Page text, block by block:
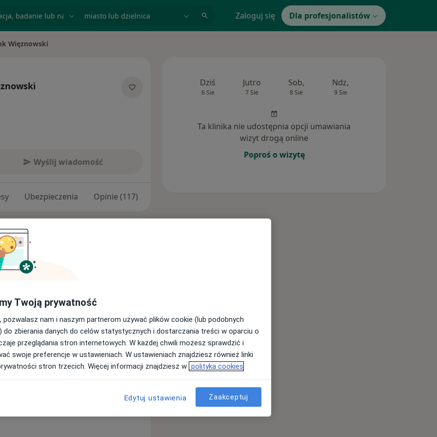
Zaloguj się Dla profesjonalistów
Więznowski
Wyślij wiadomość
Ubezpieczenia Opinie (117)
podejściem do każdego
piękny uśmiech i pełen komfort na
przekonaj się, że wizyta u dentysty
grupę wykwalifikowanych
stomatologia ogólna i protetyka,
leczenie kanałowe pod
ogólna, estetyczna,
Niewiadomska-stomatologia
- stomatologia ogólna, estetyczna,
chirurgia, oraz implantologia,
stomatologiczna, Natalia Torba-
Torba-dyplomowana
Dziś
6 Sie
Jutro
7 Sie
Sob,
8 Sie
Ndz,
9 Sie
Ta klinika nie udostępnia opcji umawiania
wizyt drogą online
Poproś o wizytę
Twoją prywatność
pozwalasz nam i naszym partnerom używać plików cookie (lub podobnych
do zbierania danych do celów statystycznych i dostarczania treści w oparciu o
przeglądania stron internetowych. W każdej chwili możesz sprawdzić i
swoje preferencje w ustawieniach. W ustawieniach znajdziesz również linki
stron trzecich. Więcej informacji znajdziesz w polityka cookies
Edytuj ustawienia Zaakceptuj